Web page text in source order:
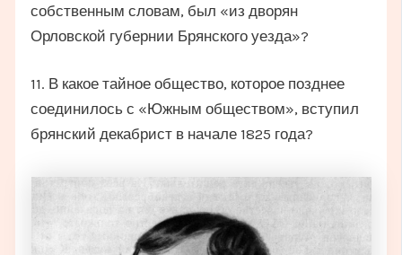
собственным словам, был «из дворян
Орловской губернии Брянского уезда»?
11. В какое тайное общество, которое позднее
соединилось с «Южным обществом», вступил
брянский декабрист в начале 1825 года?